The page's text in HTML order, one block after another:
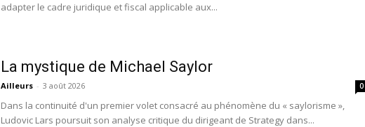
adapter le cadre juridique et fiscal applicable aux...
La mystique de Michael Saylor
Ailleurs - 3 août 2026 0
Dans la continuité d'un premier volet consacré au phénomène du « saylorisme »,
Ludovic Lars poursuit son analyse critique du dirigeant de Strategy dans...